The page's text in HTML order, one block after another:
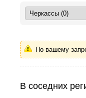
По вашему
В соседних